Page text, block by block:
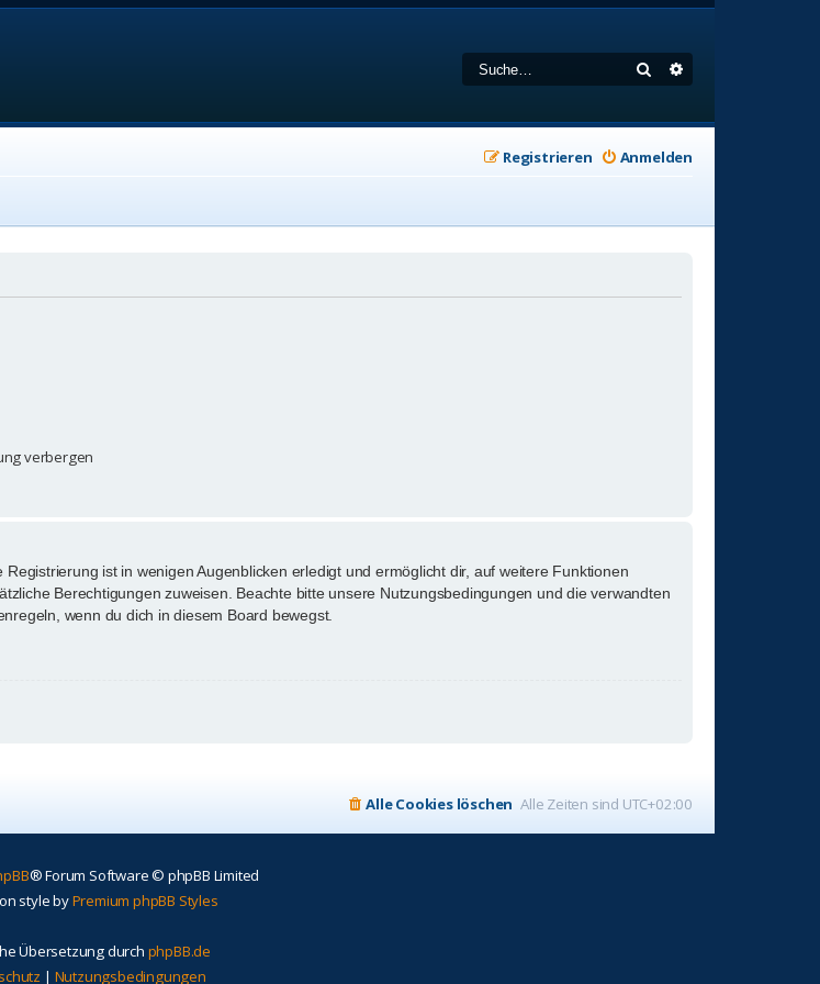
Suche
Anmelden
Registrieren
verbergen
ist in wenigen Augenblicken erledigt und ermöglicht dir, auf weitere Funktionen
Berechtigungen zuweisen. Beachte bitte unsere Nutzungsbedingungen und die verwandten
wenn du dich in diesem Board bewegst.
Alle Zeiten sind UTC+02:00
Alle Cookies löschen
® Forum Software © phpBB Limited
style byPremium phpBB Styles
Übersetzung durch phpBB.de
| Nutzungsbedingungen